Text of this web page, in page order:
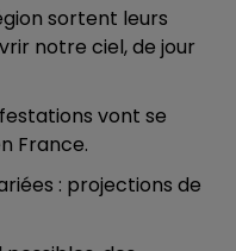
sortent leurs
notre ciel, de jour
vont se
France.
: projections de